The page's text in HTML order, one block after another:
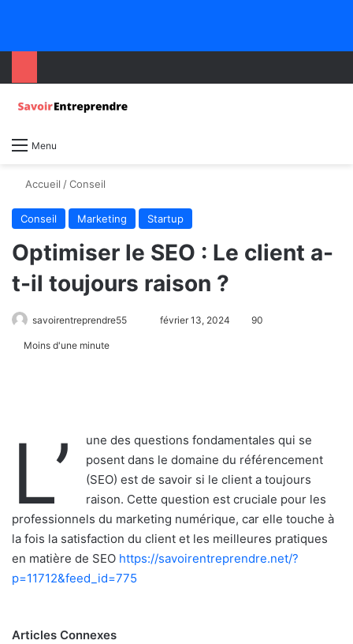
Menu
Accueil /Conseil
Conseil Marketing Startup
Optimiser le SEO : Le client a-
t-il toujours raison ?
savoirentreprendre55 février 13, 2024 90
Moins d'une minute
L’
une des questions fondamentales qui se
posent dans le domaine du référencement
(SEO) est de savoir si le client a toujours
raison. Cette question est cruciale pour les
professionnels du marketing numérique, car elle touche à
la fois la satisfaction du client et les meilleures pratiques
en matière de SEO https://savoirentreprendre.net/?
p=11712&feed_id=775
Articles Connexes